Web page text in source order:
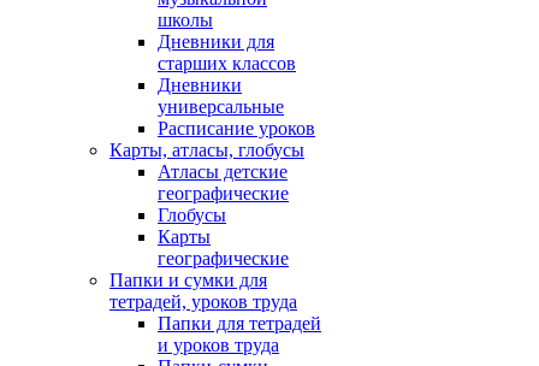
школы
Дневники для
старших классов
Дневники
универсальные
Расписание уроков
Карты, атласы, глобусы
Атласы детские
географические
Глобусы
Карты
географические
Папки и сумки для
тетрадей, уроков труда
Папки для тетрадей
и уроков труда